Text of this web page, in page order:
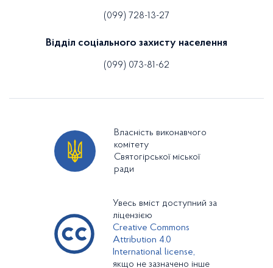
(099) 728-13-27
Відділ соціального захисту населення
(099) 073-81-62
Власність виконавчого
комітету
Святогірської міської
ради
Увесь вміст доступний за
ліцензією
Creative Commons
Attribution 4.0
International license,
якщо не зазначено інше